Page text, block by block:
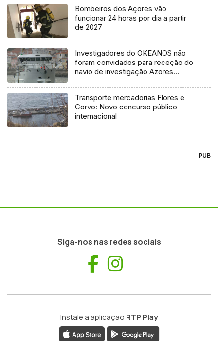
Bombeiros dos Açores vão
funcionar 24 horas por dia a partir
de 2027
Investigadores do OKEANOS não
foram convidados para receção do
navio de investigação Azores
Transporte mercadorias Flores e
Corvo: Novo concurso público
internacional
PUB
Siga-nos nas redes sociais
Facebook
Instale a aplicação RTP Play